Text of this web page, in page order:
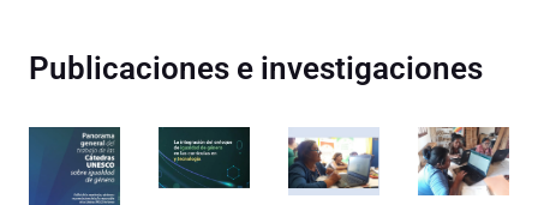
Publicaciones e investigaciones